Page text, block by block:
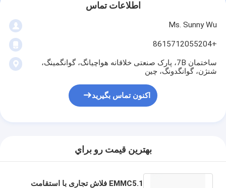
اطلاعات تماس
Ms. Sunny Wu
+8615712055204
ساختمان 7B، پارک صنعتی خلاقانه هواچیانگ، گوانگمینگ،
شنژن، گوانگدونگ، چین
اکنون تماس بگیرید
بهترين قيمت رو براي
EMMC5.1 فلاش تجاری با استقامت